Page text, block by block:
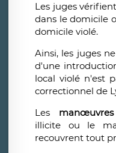
Les juges vérifient
dans le domicile
domicile violé.
Ainsi, les juges
d'une
local violé n'est
correctionnel de
Les
illicite ou le
recouvrent tout